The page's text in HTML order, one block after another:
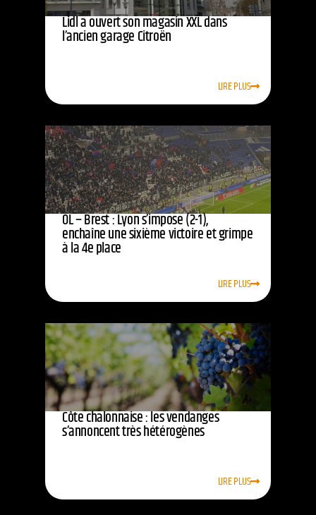
Lidl a ouvert son magasin XXL dans
l’ancien garage Citroën
LIRE PLUS
OL – Brest : Lyon s’impose (2-1),
enchaîne une sixième victoire et grimpe
à la 4e place
LIRE PLUS
Côte chalonnaise : les vendanges
s’annoncent très hétérogènes
LIRE PLUS